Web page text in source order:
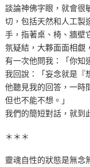
談論神佛字眼，就會很
切，包括天然和人工製
手，指著桌、椅、牆壁
氛疑結，大夥面面相覷
有一次他問我：「你知
我回說：「妄念就是『
他聽見我的回答，一時
但也不能不想。」
我們的簡短對話，就到
＊＊＊
靈魂自性的狀態是無念